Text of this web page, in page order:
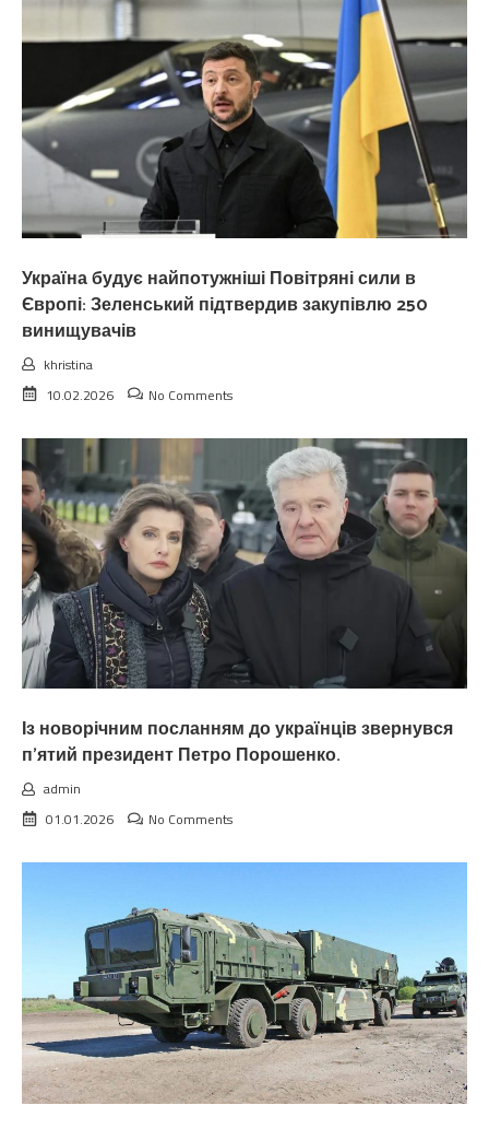
Україна будує найпотужніші Повітряні сили в
Європі: Зеленський підтвердив закупівлю 250
винищувачів
khristina
10.02.2026
No Comments
Із новорічним посланням до українців звернувся
п’ятий президент Петро Порошенко.
admin
01.01.2026
No Comments